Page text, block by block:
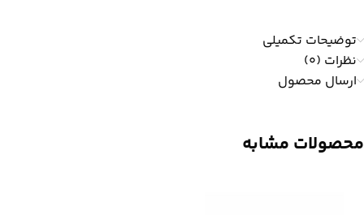
توضیحات تکمیلی
نظرات (0)
ارسال محصول
محصولات مشابه